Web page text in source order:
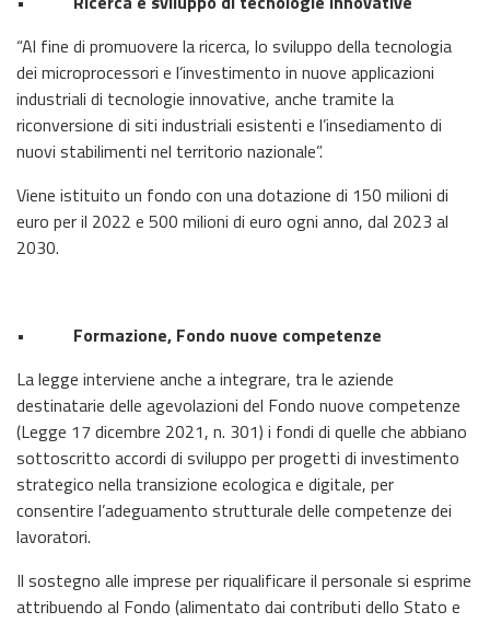
“Al fine di promuovere la ricerca, lo sviluppo della tecnologia
dei microprocessori e l’investimento in nuove applicazioni
industriali di tecnologie innovative, anche tramite la
riconversione di siti industriali esistenti e l’insediamento di
nuovi stabilimenti nel territorio nazionale”.
Viene istituito un fondo con una dotazione di 150 milioni di
euro per il 2022 e 500 milioni di euro ogni anno, dal 2023 al
2030.
• Formazione, Fondo nuove competenze
La legge interviene anche a integrare, tra le aziende
destinatarie delle agevolazioni del Fondo nuove competenze
(Legge 17 dicembre 2021, n. 301) i fondi di quelle che abbiano
sottoscritto accordi di sviluppo per progetti di investimento
strategico nella transizione ecologica e digitale, per
consentire l’adeguamento strutturale delle competenze dei
lavoratori.
Il sostegno alle imprese per riqualificare il personale si esprime
attribuendo al Fondo (alimentato dai contributi dello Stato e